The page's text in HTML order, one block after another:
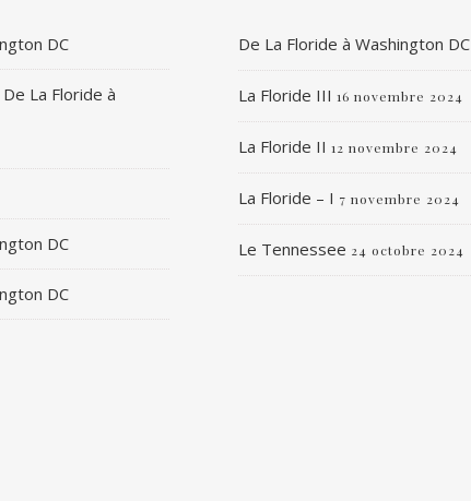
DC
De La Floride à
DC
DC
De La Floride à Washington DC
La Floride III 16 novembre 2024
La Floride II 12 novembre 2024
La Floride – I 7 novembre 2024
Le Tennessee 24 octobre 2024